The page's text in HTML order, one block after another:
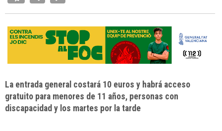
La entrada general costará 10 euros y habrá acceso
gratuito para menores de 11 años, personas con
discapacidad y los martes por la tarde